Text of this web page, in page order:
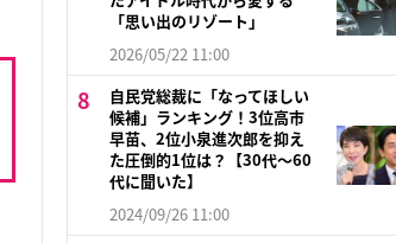
「思い出のリゾート」
2026/05/22 11:00
自民党総裁に「なってほしい
候補」ランキング！3位高市
早苗、2位小泉進次郎を抑え
た圧倒的1位は？【30代〜60
代に聞いた】
2024/09/26 11:00